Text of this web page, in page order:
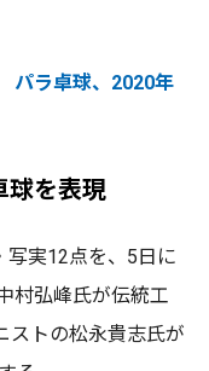
パラ卓球、2020年
球を表現
写実12点を、5日に
村弘峰氏が伝統工
ストの松永貴志氏が